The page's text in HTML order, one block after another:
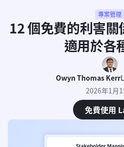
專案管理
12 個免費的利害關
適用於各
Owyn Thomas Kerr
2026年1月
免費使用